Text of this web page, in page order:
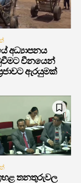
අධ්‍යාපනය
චීනයෙන්
ඇරයුමක්
තනතුරුවල